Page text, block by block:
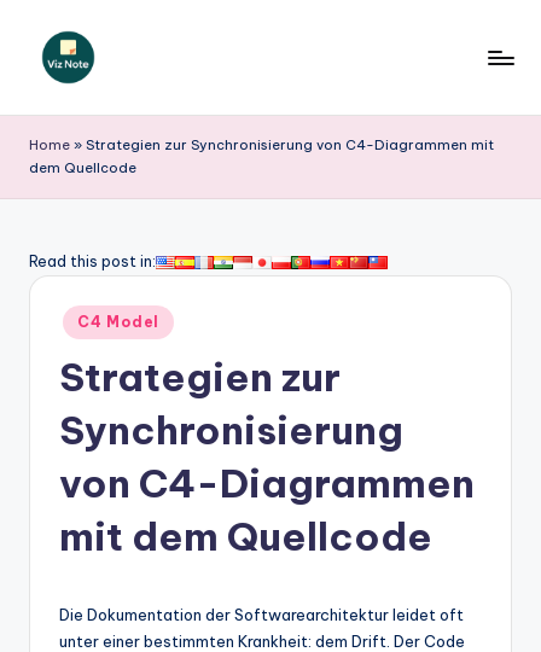
iz
N
t
A
Home » Strategien zur Synchronisierung von C4-Diagrammen mit
dem Quellcode
Read this post in:
Posted
in
C4 Model
Strategien zur
Synchronisierung
von C4-Diagrammen
mit dem Quellcode
Die Dokumentation der Softwarearchitektur leidet oft
unter einer bestimmten Krankheit: dem Drift. Der Code